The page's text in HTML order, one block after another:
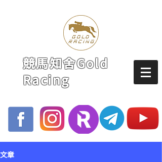
競馬知舍Gold
Racing
文章